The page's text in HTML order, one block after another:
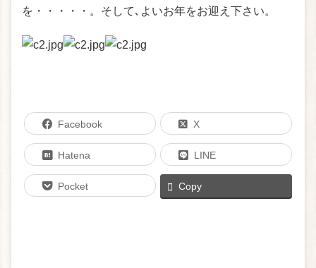
を・・・・・。そして､よいお年をお迎え下さい。
Facebook X
Hatena LINE
Pocket Copy